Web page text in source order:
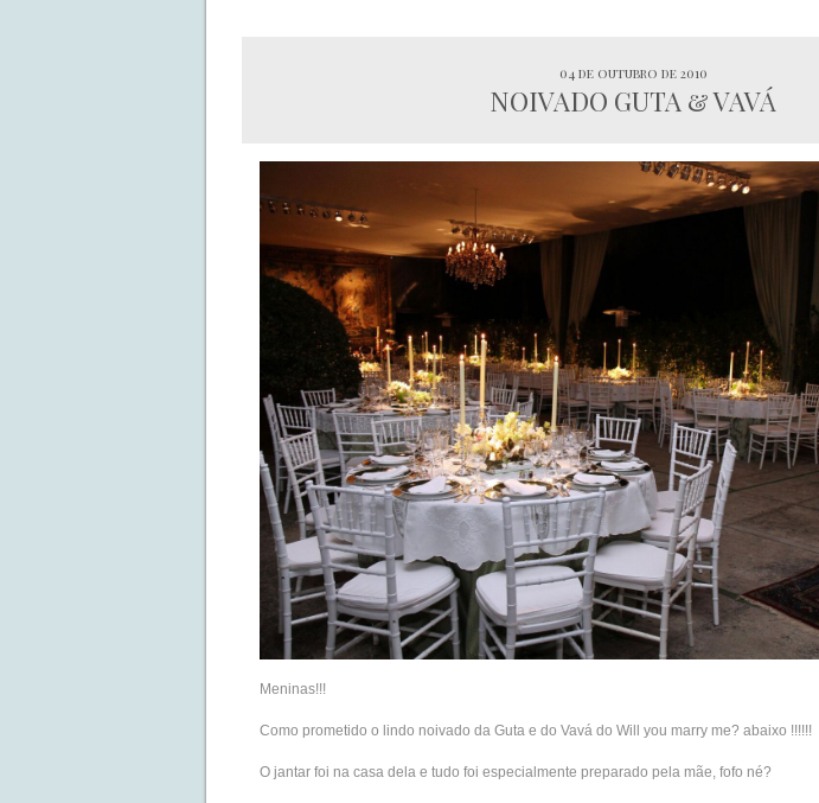
04 de outubro de 2010
NOIVADO GUTA & VAVÁ
Meninas!!!
Como prometido o lindo noivado da Guta e do Vavá do Will you marry me? abaixo !!!!!!
O jantar foi na casa dela e tudo foi especialmente preparado pela mãe, fofo né?